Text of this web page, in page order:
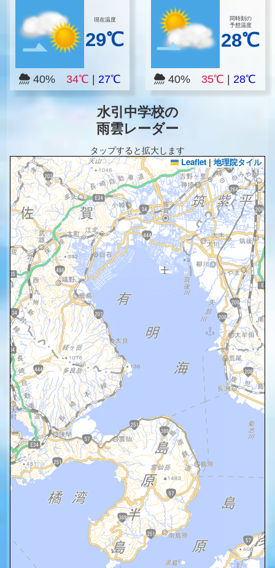
現在温度
29℃
40% 34℃ 27℃
同時刻の
予想温度
28℃
40% 35℃ |28℃
水引中学校の
雨雲レーダー
タップすると拡大します
Leaflet | 地理院タイル